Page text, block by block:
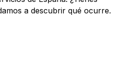
a descubrir qué ocurre.